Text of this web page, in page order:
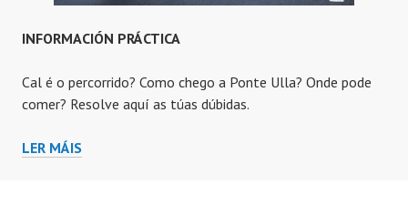
INFORMACIÓN PRÁCTICA
Cal é o percorrido? Como chego a Ponte Ulla? Onde pode
comer? Resolve aquí as túas dúbidas.
LER MÁISINFORMACIÓN